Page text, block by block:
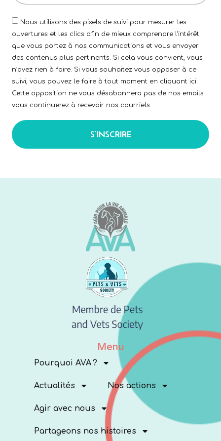
Nous utilisons des pixels de suivi pour mesurer les
ouvertures et les clics afin de mieux comprendre l’intérêt
que vous portez à nos communications et vous envoyer
des contenus plus pertinents. Si cela vous convient, vous
n’avez rien à faire. Si vous souhaitez vous opposer à ce
suivi, vous pouvez le faire à tout moment en cliquant ici.
Cette opposition ne vous désabonnera pas de nos emails :
vous continuerez à recevoir nos courriels.
S’INSCRIRE
Menu
Pourquoi AVA ?
Actualités Nos actions
Agir avec nous
Partageons nos histoires